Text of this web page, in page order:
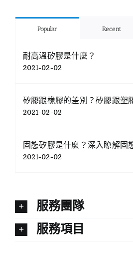
Popular Recent
耐高溫矽膠是什麼？
2021-02-02
矽膠跟橡膠的差別？矽膠跟塑
2021-02-02
固態矽膠是什麼？深入瞭解固
2021-02-02
服務團隊
服務項目